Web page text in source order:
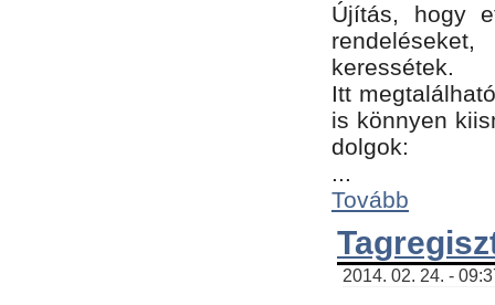
Újítás, hogy
keressétek.
Itt
is könnyen
dolgok:
...
Tovább
2014. 02. 24. -